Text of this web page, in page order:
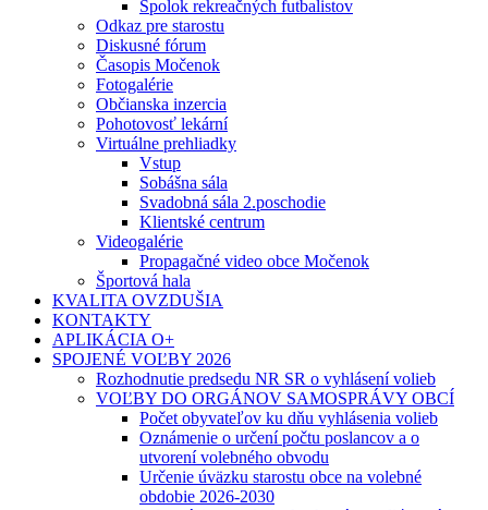
Spolok rekreačných futbalistov
Odkaz pre starostu
Diskusné fórum
Časopis Močenok
Fotogalérie
Občianska inzercia
Pohotovosť lekární
Virtuálne prehliadky
Vstup
Sobášna sála
Svadobná sála 2.poschodie
Klientské centrum
Videogalérie
Propagačné video obce Močenok
Športová hala
KVALITA OVZDUŠIA
KONTAKTY
APLIKÁCIA O+
SPOJENÉ VOĽBY 2026
Rozhodnutie predsedu NR SR o vyhlásení volieb
VOĽBY DO ORGÁNOV SAMOSPRÁVY OBCÍ
Počet obyvateľov ku dňu vyhlásenia volieb
Oznámenie o určení počtu poslancov a o
utvorení volebného obvodu
Určenie úväzku starostu obce na volebné
obdobie 2026-2030